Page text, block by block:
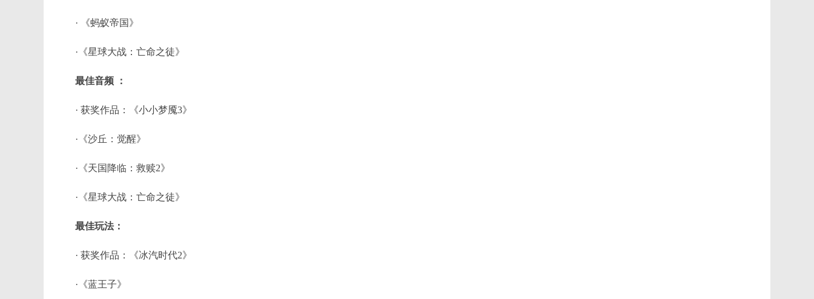
· 《蚂蚁帝国》
·《星球大战：亡命之徒》
最佳音频 ：
· 获奖作品：《小小梦魇3》
·《沙丘：觉醒》
·《天国降临：救赎2》
·《星球大战：亡命之徒》
最佳玩法：
· 获奖作品：《冰汽时代2》
·《蓝王子》